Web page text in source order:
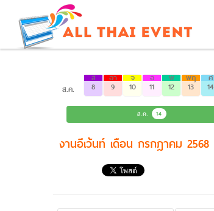
ส.ค.
ส
8
อา
9
จ
10
อ
11
พ
12
พฤ
13
ศ
14
ส.ค. 14
งานอีเว้นท์ เดือน กรกฎาคม 2568